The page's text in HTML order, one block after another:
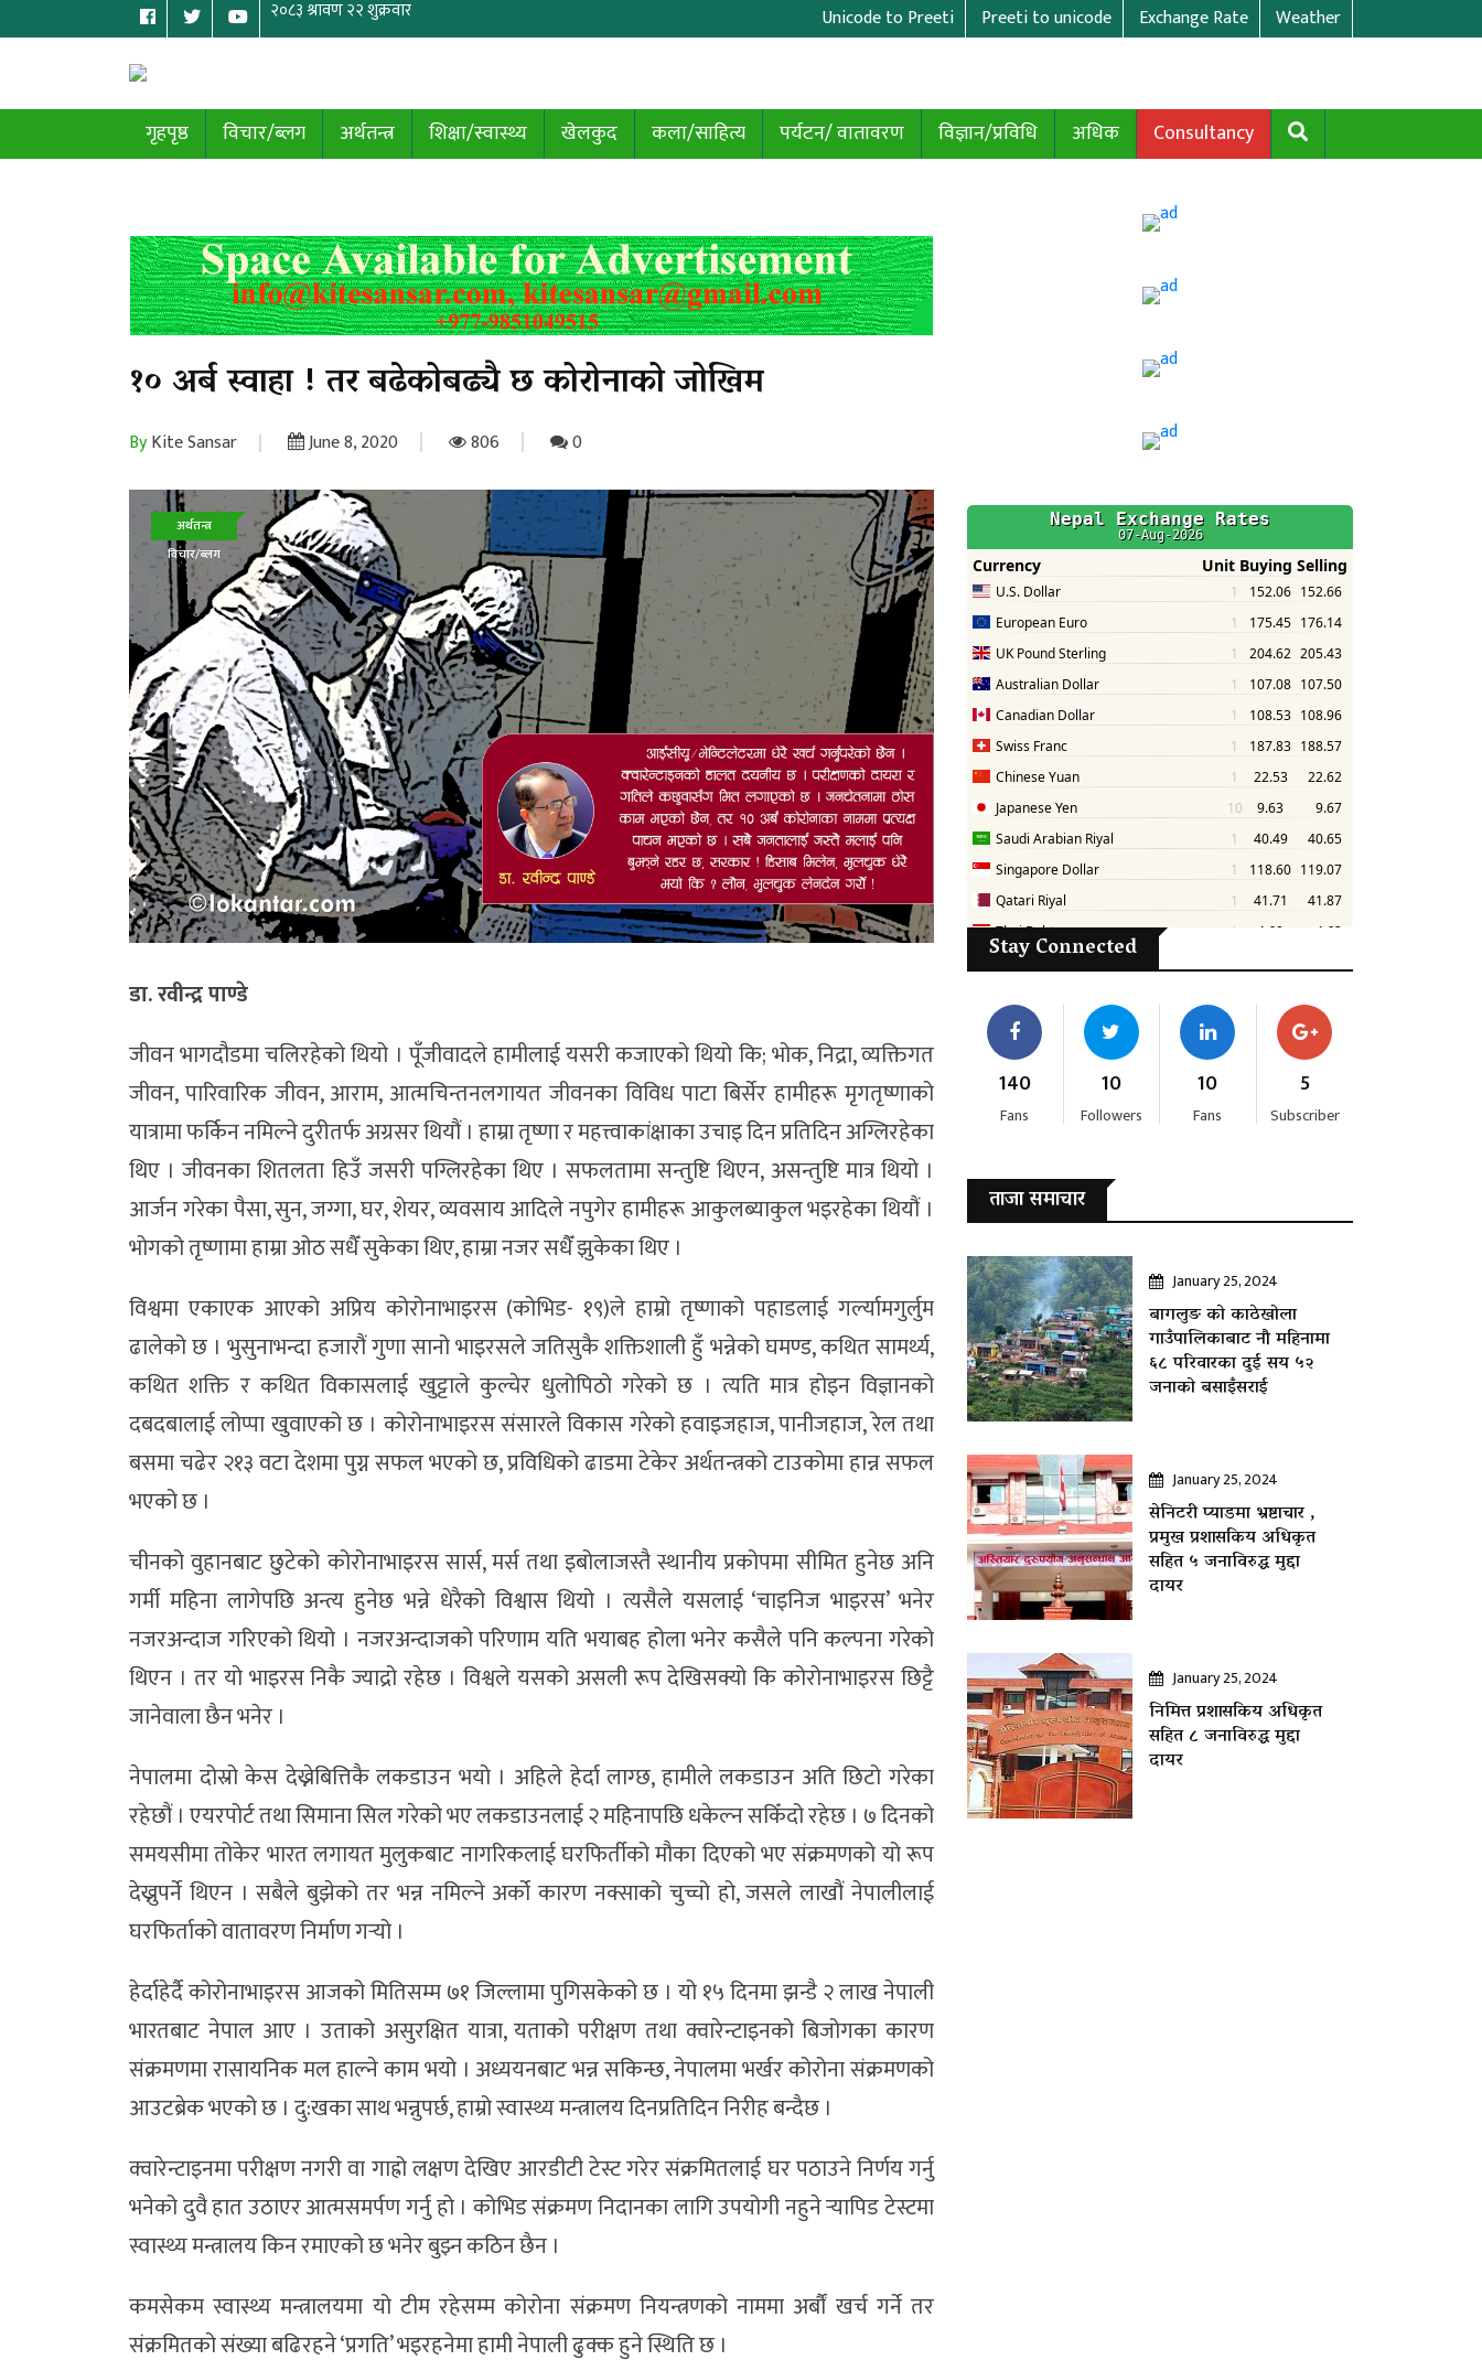
Unicode to Preeti Preeti to unicode Exchange Rate Weather
गृहपृष्ठ विचार/ब्लग अर्थतन्त्र शिक्षा/स्वास्थ्य खेलकुद कला/साहित्य पर्यटन/ वातावरण विज्ञान/प्रविधि अधिक Consultancy
१० अर्ब स्वाहा ! तर बढेकोबढ्यै छ कोरोनाको जोखिम
ByKite Sansar June 8, 2020 806 0
अर्थतन्त्र
विचार/ब्लग
डा. रवीन्द्र पाण्डे
जीवन भागदौडमा चलिरहेको थियो । पूँजीवादले हामीलाई यसरी कजाएको थियो कि; भोक, निद्रा, व्यक्तिगत
जीवन, पारिवारिक जीवन, आराम, आत्मचिन्तनलगायत जीवनका विविध पाटा बिर्सेर हामीहरू मृगतृष्णाको
यात्रामा फर्किन नमिल्ने दुरीतर्फ अग्रसर थियौं । हाम्रा तृष्णा र महत्त्वाकांक्षाका उचाइ दिन प्रतिदिन अग्लिरहेका
थिए । जीवनका शितलता हिउँ जसरी पग्लिरहेका थिए । सफलतामा सन्तुष्टि थिएन, असन्तुष्टि मात्र थियो ।
आर्जन गरेका पैसा, सुन, जग्गा, घर, शेयर, व्यवसाय आदिले नपुगेर हामीहरू आकुलब्याकुल भइरहेका थियौं ।
भोगको तृष्णामा हाम्रा ओठ सधैँ सुकेका थिए, हाम्रा नजर सधैँ झुकेका थिए ।
विश्वमा एकाएक आएको अप्रिय कोरोनाभाइरस (कोभिड- १९)ले हाम्रो तृष्णाको पहाडलाई गर्ल्यामगुर्लुम
ढालेको छ । भुसुनाभन्दा हजारौं गुणा सानो भाइरसले जतिसुकै शक्तिशाली हुँ भन्नेको घमण्ड, कथित सामर्थ्य,
कथित शक्ति र कथित विकासलाई खुट्टाले कुल्चेर धुलोपिठो गरेको छ । त्यति मात्र होइन विज्ञानको
दबदबालाई लोप्पा खुवाएको छ । कोरोनाभाइरस संसारले विकास गरेको हवाइजहाज, पानीजहाज, रेल तथा
बसमा चढेर २१३ वटा देशमा पुग्न सफल भएको छ, प्रविधिको ढाडमा टेकेर अर्थतन्त्रको टाउकोमा हान्न सफल
भएको छ ।
चीनको वुहानबाट छुटेको कोरोनाभाइरस सार्स, मर्स तथा इबोलाजस्तै स्थानीय प्रकोपमा सीमित हुनेछ अनि
गर्मी महिना लागेपछि अन्त्य हुनेछ भन्ने धेरैको विश्वास थियो । त्यसैले यसलाई ‘चाइनिज भाइरस’ भनेर
नजरअन्दाज गरिएको थियो । नजरअन्दाजको परिणाम यति भयाबह होला भनेर कसैले पनि कल्पना गरेको
थिएन । तर यो भाइरस निकै ज्याद्रो रहेछ । विश्वले यसको असली रूप देखिसक्यो कि कोरोनाभाइरस छिट्टै
जानेवाला छैन भनेर ।
नेपालमा दोस्रो केस देख्नेबित्तिकै लकडाउन भयो । अहिले हेर्दा लाग्छ, हामीले लकडाउन अति छिटो गरेका
रहेछौं । एयरपोर्ट तथा सिमाना सिल गरेको भए लकडाउनलाई २ महिनापछि धकेल्न सकिँदो रहेछ । ७ दिनको
समयसीमा तोकेर भारत लगायत मुलुकबाट नागरिकलाई घरफिर्तीको मौका दिएको भए संक्रमणको यो रूप
देख्नुपर्ने थिएन । सबैले बुझेको तर भन्न नमिल्ने अर्को कारण नक्साको चुच्चो हो, जसले लाखौं नेपालीलाई
घरफिर्ताको वातावरण निर्माण गर्‍यो ।
हेर्दाहेर्दै कोरोनाभाइरस आजको मितिसम्म ७१ जिल्लामा पुगिसकेको छ । यो १५ दिनमा झन्डै २ लाख नेपाली
भारतबाट नेपाल आए । उताको असुरक्षित यात्रा, यताको परीक्षण तथा क्वारेन्टाइनको बिजोगका कारण
संक्रमणमा रासायनिक मल हाल्ने काम भयो । अध्ययनबाट भन्न सकिन्छ, नेपालमा भर्खर कोरोना संक्रमणको
आउटब्रेक भएको छ । दु:खका साथ भन्नुपर्छ, हाम्रो स्वास्थ्य मन्त्रालय दिनप्रतिदिन निरीह बन्दैछ ।
क्वारेन्टाइनमा परीक्षण नगरी वा गाह्रो लक्षण देखिए आरडीटी टेस्ट गरेर संक्रमितलाई घर पठाउने निर्णय गर्नु
भनेको दुवै हात उठाएर आत्मसमर्पण गर्नु हो । कोभिड संक्रमण निदानका लागि उपयोगी नहुने र्‍यापिड टेस्टमा
स्वास्थ्य मन्त्रालय किन रमाएको छ भनेर बुझ्न कठिन छैन ।
कमसेकम स्वास्थ्य मन्त्रालयमा यो टीम रहेसम्म कोरोना संक्रमण नियन्त्रणको नाममा अर्बौं खर्च गर्ने तर
संक्रमितको संख्या बढिरहने ‘प्रगति’ भइरहनेमा हामी नेपाली ढुक्क हुने स्थिति छ ।
Stay Connected
140
Fans
10
Followers
10
Fans
5
Subscriber
ताजा समाचार
January 25, 2024
बागलुङ काे काठेखोला
गाउँपालिकाबाट नौ महिनामा
६८ परिवारका दुई सय ५२
जनाकाे बसाइँसराई
January 25, 2024
सेनिटरी प्याडमा भ्रष्टाचार ,
प्रमुख प्रशासकिय अधिकृत
सहित ५ जनाविरुद्ध मुद्दा
दायर
January 25, 2024
निमित्त प्रशासकिय अधिकृत
सहित ८ जनाविरुद्ध मुद्दा
दायर